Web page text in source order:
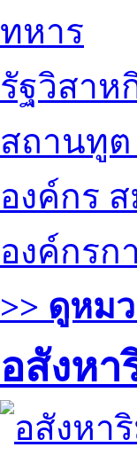
ทหาร
รัฐวิสาห
สถานทูต
องค์กร
องค์กรก
>> ดูหม
อสังห